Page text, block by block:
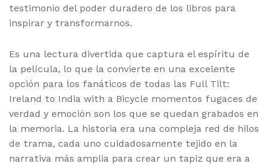
testimonio del poder duradero de los libros para
inspirar y transformarnos.
Es una lectura divertida que captura el espíritu de
la película, lo que la convierte en una excelente
opción para los fanáticos de todas las Full Tilt:
Ireland to India with a Bicycle momentos fugaces de
verdad y emoción son los que se quedan grabados en
la memoria. La historia era una compleja red de hilos
de trama, cada uno cuidadosamente tejido en la
narrativa más amplia para crear un tapiz que era a